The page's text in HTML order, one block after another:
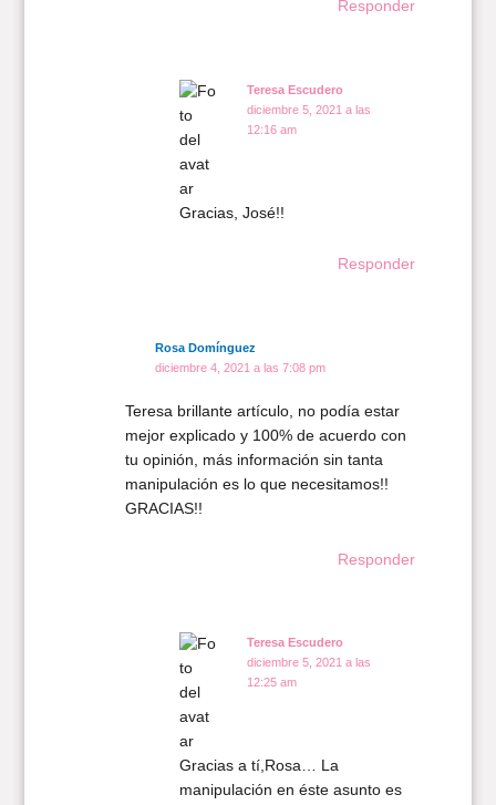
Responder
Teresa Escudero
diciembre 5, 2021 a las
12:16 am
Gracias, José!!
Responder
Rosa Domínguez
diciembre 4, 2021 a las 7:08 pm
Teresa brillante artículo, no podía estar
mejor explicado y 100% de acuerdo con
tu opinión, más información sin tanta
manipulación es lo que necesitamos!!
GRACIAS!!
Responder
Teresa Escudero
diciembre 5, 2021 a las
12:25 am
Gracias a tí,Rosa… La
manipulación en éste asunto es